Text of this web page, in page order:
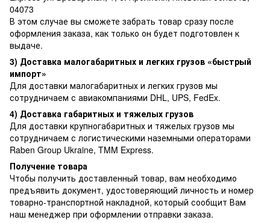
04073
В этом случае вы сможете забрать товар сразу после
оформления заказа, как только он будет подготовлен к
выдаче.
3) Доставка малогабаритных и легких грузов «быстрый
импорт»
Для доставки малогабаритных и легких грузов мы
сотрудничаем с авиакомпаниями DHL, UPS, FedEx.
4) Доставка габаритных и тяжелых грузов
Для доставки крупногабаритных и тяжелых грузов мы
сотрудничаем с логистическими наземными операторами
Raben Group Ukraine, TMM Express.
Получение товара
Чтобы получить доставленный товар, вам необходимо
предъявить документ, удостоверяющий личность и номер
товарно-транспортной накладной, который сообщит Вам
наш менеджер при оформлении отправки заказа.